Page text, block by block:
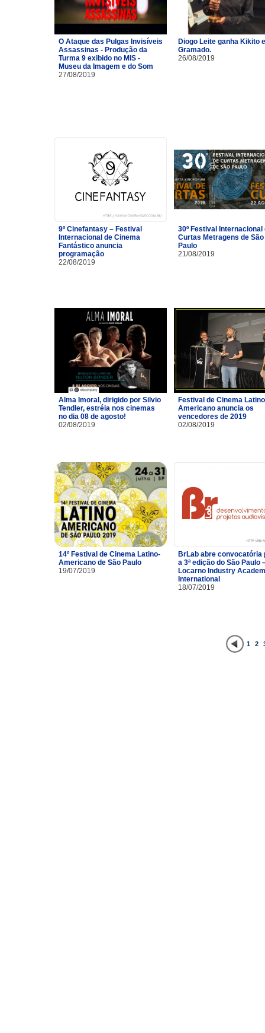
O Ataque das Pulgas Invisíveis
Assassinas - Produção da
Turma 9 exibido no MIS -
Museu da Imagem e do Som
27/08/2019
Diogo Leite ganha Kikito
Gramado.
26/08/2019
9º Cinefantasy – Festival
Internacional de Cinema
Fantástico anuncia
programação
22/08/2019
30º Festival Internacional
Curtas Metragens de São
Paulo
21/08/2019
Alma Imoral, dirigido por Silvio
Tendler, estréia nos cinemas
no dia 08 de agosto!
02/08/2019
Festival de Cinema
Americano anuncia os
vencedores de 2019
02/08/2019
14º Festival de Cinema Latino-
Americano de São Paulo
19/07/2019
BrLab abre convocatória
a 3ª edição do São Paulo
Locarno Industry
International
18/07/2019
1 2